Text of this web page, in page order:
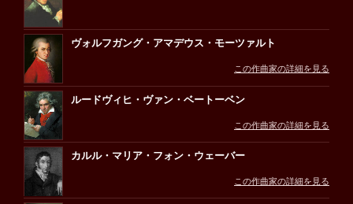
ヴォルフガング・アマデウス・モーツァルト
この作曲家の詳細を見る
ルードヴィヒ・ヴァン・ベートーベン
この作曲家の詳細を見る
カルル・マリア・フォン・ウェーバー
この作曲家の詳細を見る